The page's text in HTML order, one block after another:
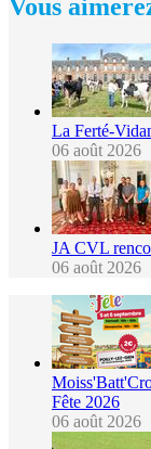
Vous
La Ferté-
06 août 2026
JA CVL
06 août 2026
Fête 2026
06 août 2026